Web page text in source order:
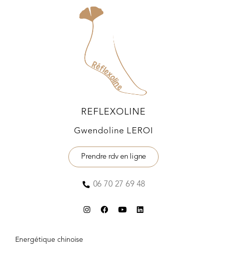
REFLEXOLINE
Gwendoline LEROI
Prendre rdv en ligne
06 70 27 69 48
Energétique chinoise